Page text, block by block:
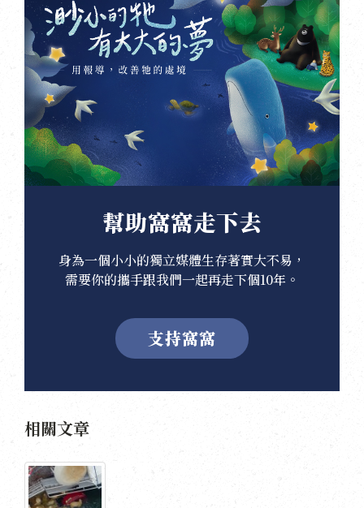
幫助窩窩走下去
身為一個小小的獨立媒體生存著實大不易，
需要你的攜手跟我們一起再走下個10年。
支持窩窩
相關文章